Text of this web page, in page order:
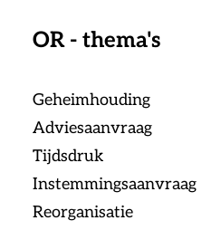
OR - thema's
Geheimhouding
Adviesaanvraag
Tijdsdruk
Instemmingsaanvraag
Reorganisatie